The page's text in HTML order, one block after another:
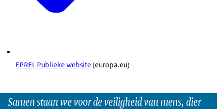
EPREL Publieke website (europa.eu)
Samen staan we voor de veiligheid van mens, dier